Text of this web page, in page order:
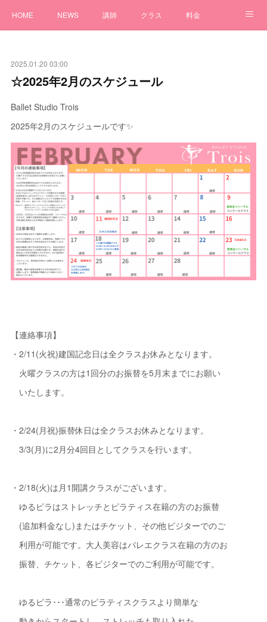
HOME NEWS 講師 クラス 料金
2025.01.20 03:00
☆2025年2月のスケジュール
Ballet Studio Trois
2025年2月のスケジュールです✨
【連絡事項】
・2/11(火祝)建国記念日は全クラスお休みとなります。
火曜クラスの方は1回分のお振替を5月末までにお願い
いたします。
・2/24(月祝)振替休日は全クラスお休みとなります。
3/3(月)に2月分4回目としてクラスを行います。
・2/18(火)は月1開講クラスがございます。
ゆるピラはストレッチとピラティス在籍の方のお振替
(追加料金なし)またはチケット、その他ビジターでのご
利用が可能です。大人美容はバレエクラス在籍の方のお
振替、チケット、各ビジターでのご利用が可能です。
ゆるピラ･･･通常のピラティスクラスより簡単な